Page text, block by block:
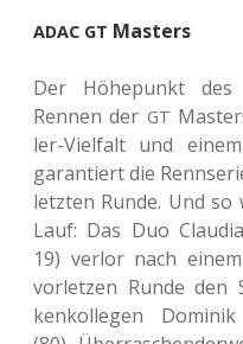
ADAC GT Masters
Der Höhe­punkt
Rennen der GT
ler-Viel­falt und
garan­tiert die
letz­ten Runde. Und so
Lauf: Das Duo
19) verlor nach
vor­let­zen Runde den
ken­kol­le­gen